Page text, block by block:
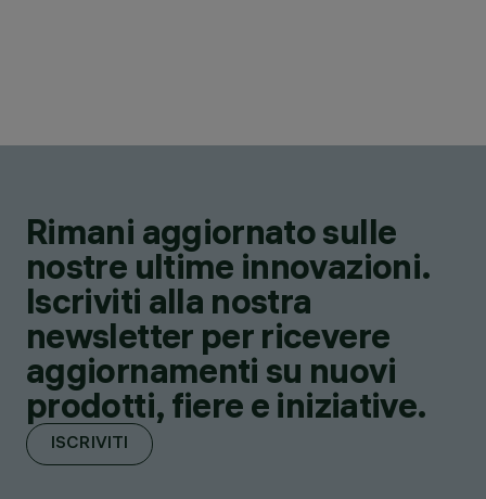
Rimani aggiornato sulle
nostre ultime innovazioni.
Iscriviti alla nostra
newsletter per ricevere
aggiornamenti su nuovi
prodotti, fiere e iniziative.
ISCRIVITI